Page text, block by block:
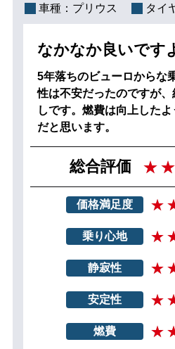
車種： プリウス タイ
なかなか良いです
5年落ちのビューロからな
性は不安だったのですが
しです。燃費は向上した
だと思います。
総合評価
価格満足度
乗り心地
静寂性
安定性
燃費